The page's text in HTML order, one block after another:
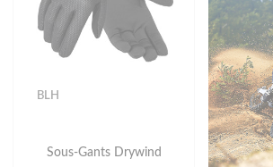
BLH
Sous-Gants Drywind